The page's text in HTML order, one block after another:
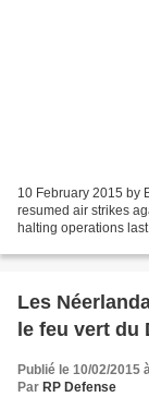
10 February 2015 by
resumed air strikes
halting operations
Les
le feu vert du
Publié le 10/02/2015
Par RP Defense